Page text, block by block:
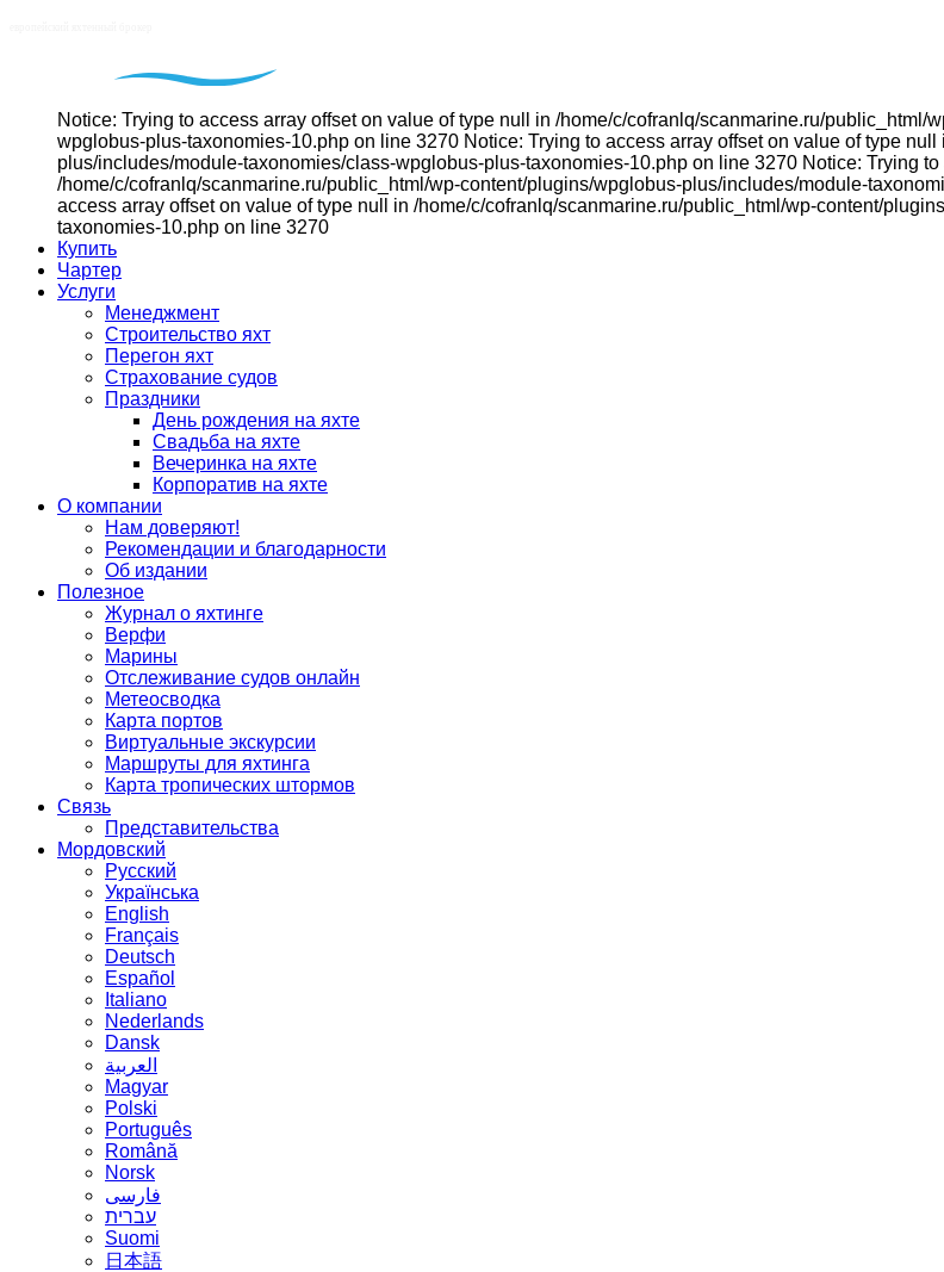
Notice: Trying to access array offset on value of type null in /home/c/cofranlq/scanmarine.ru/
wpglobus-plus-taxonomies-10.php on line 3270 Notice: Trying to access array offset on value of type
plus/includes/module-taxonomies/class-wpglobus-plus-taxonomies-10.php on line 3270 Notice: Trying
/home/c/cofranlq/scanmarine.ru/public_html/wp-content/plugins/wpglobus-plus/includes/module-
access array offset on value of type null in /home/c/cofranlq/scanmarine.ru/public_html/wp-content/
taxonomies-10.php on line 3270
Купить
Чартер
Услуги
Менеджмент
Строительство яхт
Перегон яхт
Страхование судов
Праздники
День рождения на яхте
Свадьба на яхте
Вечеринка на яхте
Корпоратив на яхте
О компании
Нам доверяют!
Рекомендации и благодарности
Об издании
Полезное
Журнал о яхтинге
Верфи
Марины
Отслеживание судов онлайн
Метеосводка
Карта портов
Виртуальные экскурсии
Маршруты для яхтинга
Карта тропических штормов
Связь
Представительства
Мордовский
Русский
Українська
English
Français
Deutsch
Español
Italiano
Nederlands
Dansk
العربية
Magyar
Polski
Português
Română
Norsk
فارسی
עברית
Suomi
日本語